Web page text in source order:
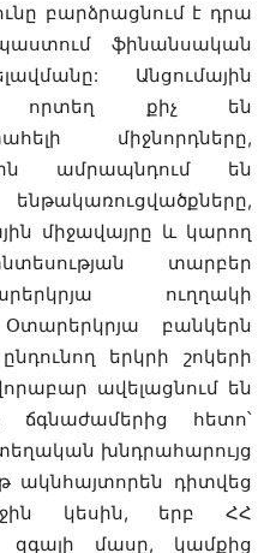
բարձրացնում է դրա
ֆինանսական
Անցումային
որտեղ քիչ են
միջնորդները,
ամրապնդում են
միջավայրը և կարող
տարբեր
ուղղակի
բանկերն
երկրի շոկերի
ավելացնում են
ճգնաժամերից հետո՝
խնդրահարույց
ակնհայտորեն դիտվեց
կեսին, երբ ՀՀ
զգալի մասը, կամքից